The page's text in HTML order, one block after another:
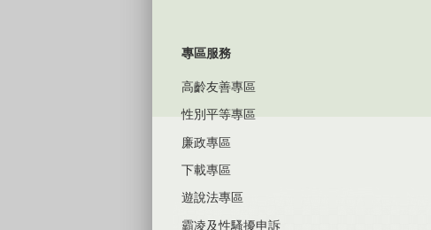
專區服務
高齡友善專區
性別平等專區
廉政專區
下載專區
遊說法專區
霸凌及性騷擾申訴